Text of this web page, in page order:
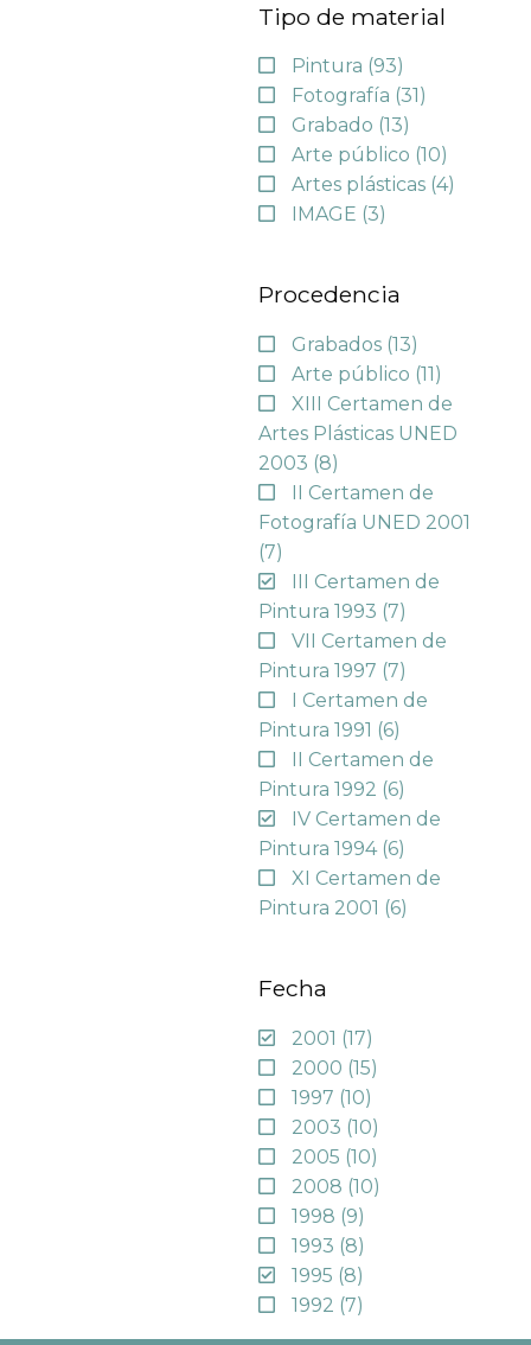
Tipo de material
Pintura (93)
Fotografía (31)
Grabado (13)
Arte público (10)
Artes plásticas (4)
IMAGE (3)
Procedencia
Grabados (13)
Arte público (11)
XIII Certamen de
Artes Plásticas UNED
2003 (8)
II Certamen de
Fotografía UNED 2001
(7)
III Certamen de
Pintura 1993 (7)
VII Certamen de
Pintura 1997 (7)
I Certamen de
Pintura 1991 (6)
II Certamen de
Pintura 1992 (6)
IV Certamen de
Pintura 1994 (6)
XI Certamen de
Pintura 2001 (6)
Fecha
2001 (17)
2000 (15)
1997 (10)
2003 (10)
2005 (10)
2008 (10)
1998 (9)
1993 (8)
1995 (8)
1992 (7)